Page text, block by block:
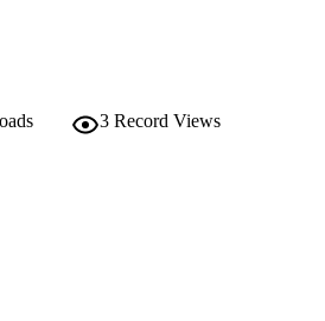
German 3 Record Views